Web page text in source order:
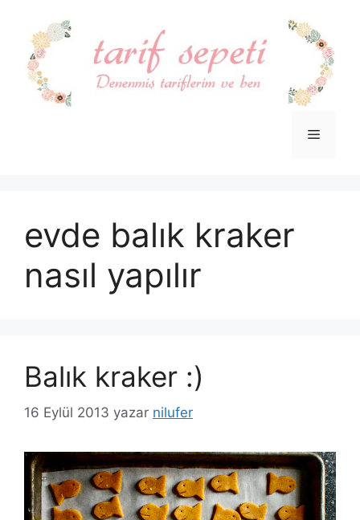
Menü
evde balık kraker
nasıl yapılır
Balık kraker :)
16 Eylül 2013 yazar nilufer